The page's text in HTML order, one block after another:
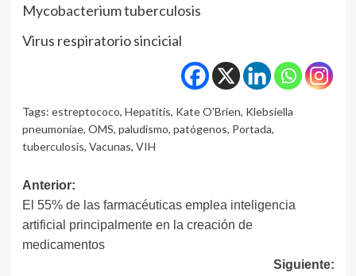
Mycobacterium tuberculosis
Virus respiratorio sincicial
Tags: estreptococo, Hepatitis, Kate O'Brien, Klebsiella
pneumoniae, OMS, paludismo, patógenos, Portada,
tuberculosis, Vacunas, VIH
Navegación
de
entradas
Anterior:
El 55% de las farmacéuticas emplea inteligencia
artificial principalmente en la creación de
medicamentos
Siguiente: